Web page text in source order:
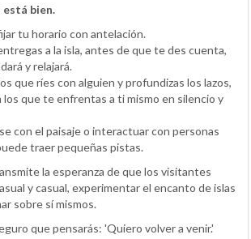
está bien.
tu horario con antelación.
a la isla, antes de que te des cuenta,
y relajará.
que ríes con alguien y profundizas los lazos,
los que te enfrentas a ti mismo en silencio y
con el paisaje o interactuar con personas
traer pequeñas pistas.
la esperanza de que los visitantes
y casual, experimentar el encanto de islas
sobre sí mismos.
que pensarás: 'Quiero volver a venir.'